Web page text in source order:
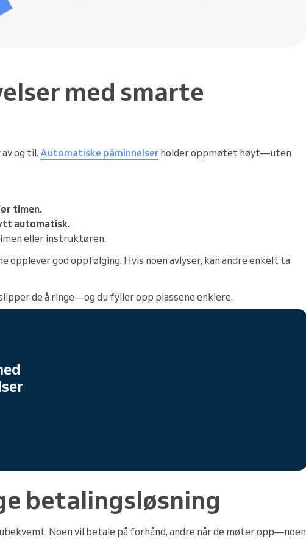
med smarte
og til. Automatiske påminnelser holder oppmøtet høyt—uten
timen.
automatisk.
eller instruktøren.
god oppfølging. Hvis noen avlyser, kan andre enkelt ta
de å ringe—og du fyller opp plassene enklere.
betalingsløsning
Noen vil betale på forhånd, andre når de møter opp—noen